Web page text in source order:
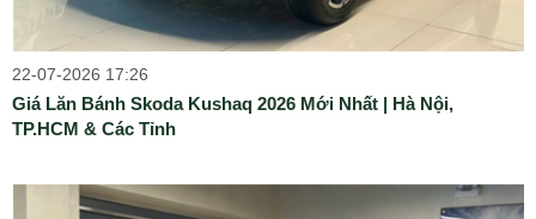
22-07-2026 17:26
Giá Lăn Bánh Skoda Kushaq 2026 Mới Nhất | Hà Nội,
TP.HCM & Các Tỉnh